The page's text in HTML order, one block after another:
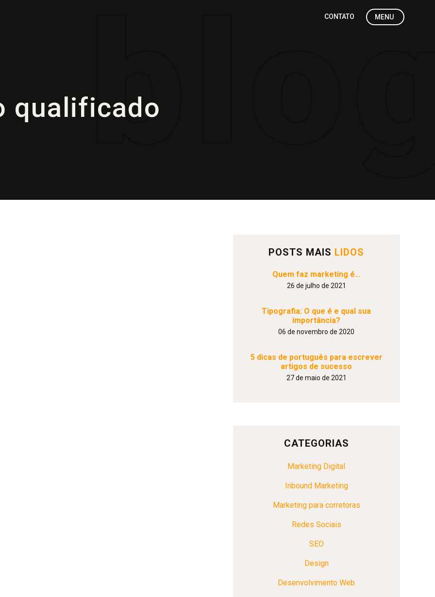
CONTATO MENU
qualificado
POSTS MAIS LIDOS
Quem faz marketing é…
26 de julho de 2021
Tipografia: O que é e qual sua
importância?
06 de novembro de 2020
5 dicas de português para escrever
artigos de sucesso
27 de maio de 2021
CATEGORIAS
Marketing Digital
Inbound Marketing
Marketing para corretoras
Redes Sociais
SEO
Design
Desenvolvimento Web